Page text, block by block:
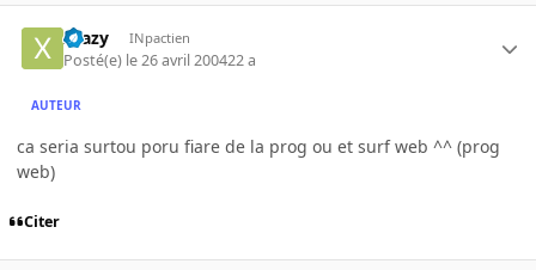
Xtazy INpactien
Posté(e) le 26 avril 200422 a
AUTEUR
ca seria surtou poru fiare de la prog ou et surf web ^^ (prog
web)
Citer